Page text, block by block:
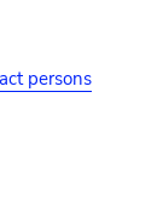
persons